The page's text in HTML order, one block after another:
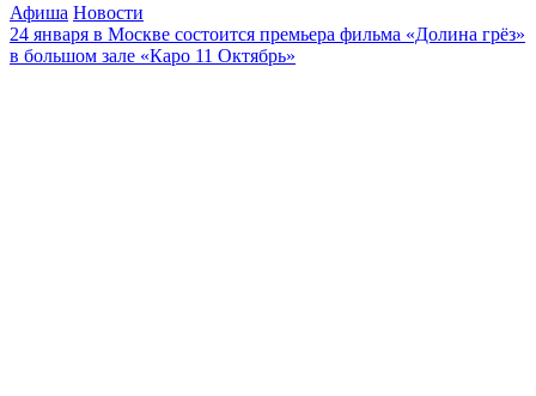
Афиша Новости
24 января в Москве состоится премьера фильма «Долина грёз»
в большом зале «Каро 11 Октябрь»